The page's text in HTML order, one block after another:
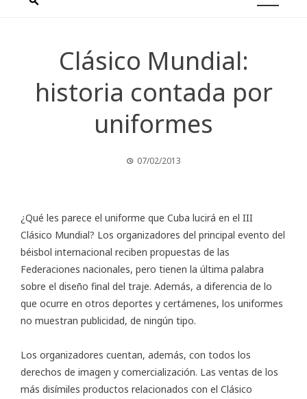
Clásico Mundial:
historia contada por
uniformes
07/02/2013
¿Qué les parece el uniforme que Cuba lucirá en el III
Clásico Mundial? Los organizadores del principal evento del
béisbol internacional reciben propuestas de las
Federaciones nacionales, pero tienen la última palabra
sobre el diseño final del traje. Además, a diferencia de lo
que ocurre en otros deportes y certámenes, los uniformes
no muestran publicidad, de ningún tipo.
Los organizadores cuentan, además, con todos los
derechos de imagen y comercialización. Las ventas de los
más disímiles productos relacionados con el Clásico